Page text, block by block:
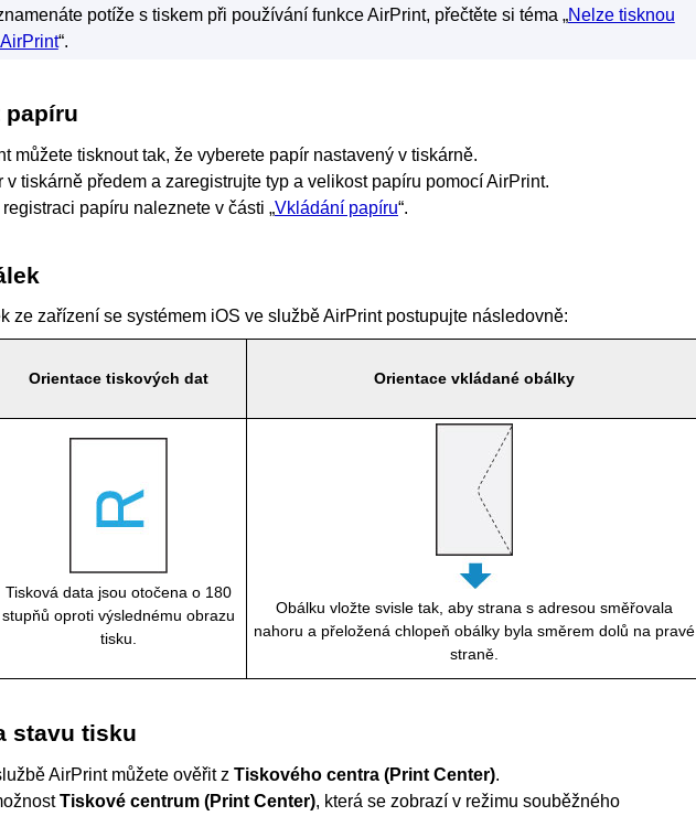
potíže s tiskem při používání funkceAirPrint, přečtěte si téma „Nelze tisknou
“.
papíru
můžete tisknout tak, že vyberete papír nastavený v tiskárně.
v tiskárně předem a zaregistrujte typ a velikost papíru pomocíAirPrint.
papíru naleznete v části „Vkládání papíru“.
ze zařízení se systémem iOS ve služběAirPrintpostupujte následovně:
Orientace tiskových dat Orientace vkládané obálky
Tisková data jsou otočena o 180
stupňů oproti výslednému obrazu
tisku.
Obálku vložte svisle tak, aby strana s adresou směřovala
nahoru a přeložená chlopeň obálky byla směrem dolů na pravé
straně.
stavu tisku
AirPrintmůžete ověřit z Tiskového centra (Print Center).
Tiskové centrum (Print Center), která se zobrazí v režimu souběžného